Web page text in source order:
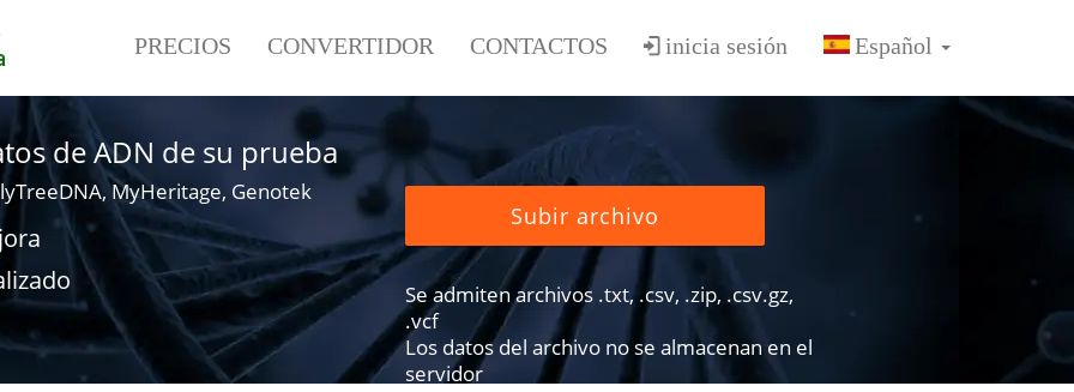
PRECIOS CONVERTIDOR CONTACTOS inicia sesión
de ADN de su prueba
MyHeritage, Genotek
Subir archivo
Se admiten archivos .txt, .csv, .zip, .csv.gz,
.vcf
Los datos del archivo no se almacenan en el
servidor